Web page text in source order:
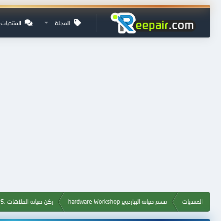
المجلة المنتديات
المنتديات قسم صيانة الهاردوير hardware Workshop ركن صيانة الفلاشات ,Flash, MP3, MP4, MP5